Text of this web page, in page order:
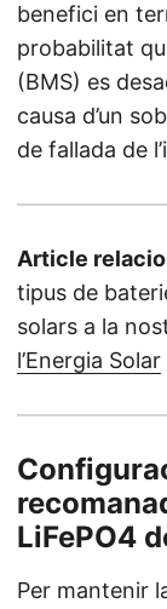
benefici en
probabilitat
(BMS) es
causa d’un
de fallada de
Article
tipus de
solars a la
l’Energia Solar
LiFePO4
Per mantenir